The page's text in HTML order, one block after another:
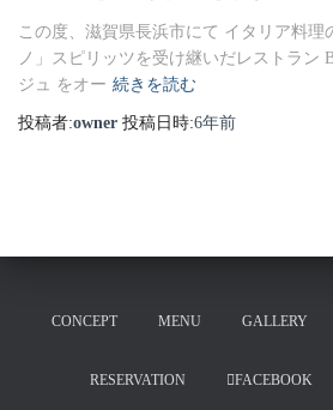
この度、滋賀県長浜市にて イタリア料理
ノ」スピリッツを受け継いだレストラン
ジュ をオー 続きを読む
投稿者:owner 投稿日時:6年前
CONCEPT MENU GALLERY
RESERVATION FACEBOOK